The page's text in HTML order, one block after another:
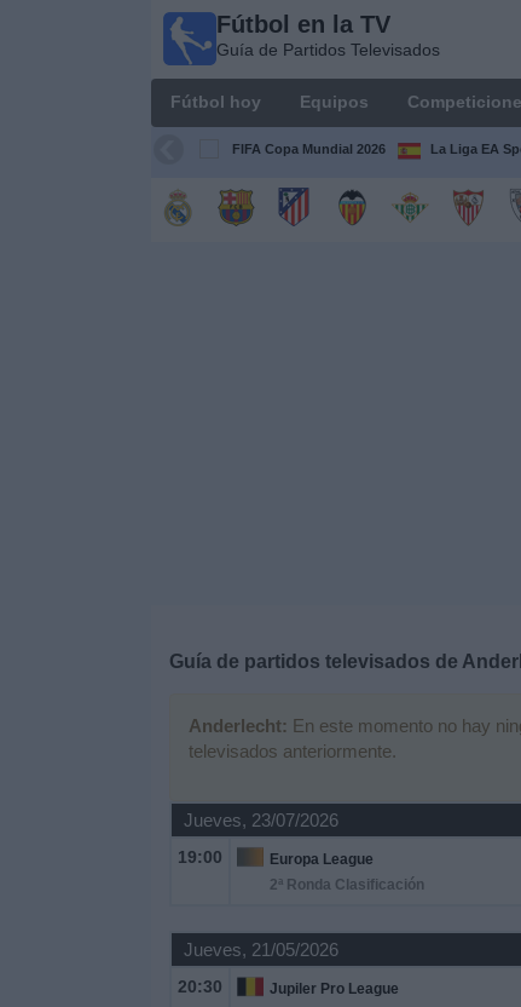
Fútbol en la TV
Guía de Partidos Televisados
Fútbol hoy Equipos
FIFA Copa Mundial 2026 La Liga EA
Guía de partidos televisados de
Anderlecht: En este momento no hay
televisados anteriormente.
Jueves, 23/07/2026
19:00
Europa League
2ª Ronda Clasificación
Jueves, 21/05/2026
20:30 Jupiler Pro League